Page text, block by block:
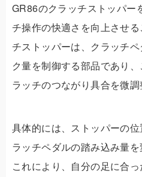
GR86のクラッチストッパー
チ操作の快適さを向上させ
チストッパーは、クラッチ
ク量を制御する部品であり
ラッチのつながり具合を微調
具体的には、ストッパーの
ラッチペダルの踏み込み量を
これにより、自分の足に合